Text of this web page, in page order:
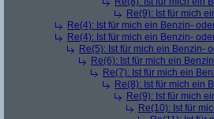
Re(9): Ist für mich
Re(4): Ist für mich ein Benzin-
Re(4): Ist für mich ein Benzin-
Re(5): Ist für mich ein Benzin-
Re(6): Ist für mich ein
Re(7): Ist für mich ein
Re(8): Ist für mich ein
Re(9): Ist für mich
Re(10): Ist für